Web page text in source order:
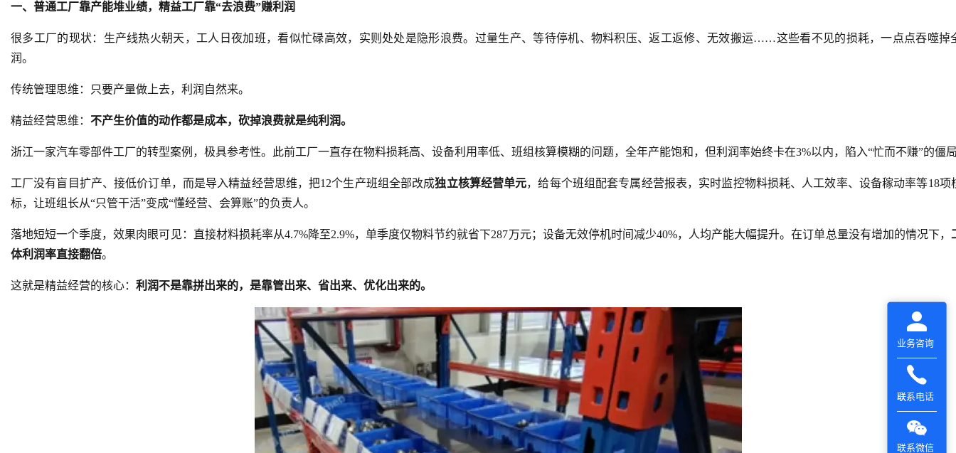
一、普通工厂靠产能堆业绩，精益工厂靠“去浪费”赚利润
很多工厂的现状：生产线热火朝天，工人日夜加班，看似忙碌高效，实则处处是隐形浪费。过量生产、等待停机、物料积压、返工返修、无效搬运……这些看不见的损耗，一点点吞噬掉
润。
传统管理思维：只要产量做上去，利润自然来。
精益经营思维： 不产生价值的动作都是成本，砍掉浪费就是纯利润。
浙江一家汽车零部件工厂的转型案例，极具参考性。此前工厂一直存在物料损耗高、设备利用率低、班组核算模糊的问题，全年产能饱和，但利润率始终卡在3%以内，陷入“忙而不赚”的僵
工厂没有盲目扩产、接低价订单，而是导入精益经营思维，把12个生产班组全部改成独立核算经营单元，给每个班组配套专属经营报表，实时监控物料损耗、人工效率、设备稼动率等18项
标，让班组长从“只管干活”变成“懂经营、会算账”的负责人。
落地短短一个季度，效果肉眼可见：直接材料损耗率从4.7%降至2.9%，单季度仅物料节约就省下287万元；设备无效停机时间减少40%，人均产能大幅提升。在订单总量没有增加的情况下，
体利润率直接翻倍。
这就是精益经营的核心： 利润不是靠拼出来的，是靠管出来、省出来、优化出来的。
业务咨询
联系电话
联系微信